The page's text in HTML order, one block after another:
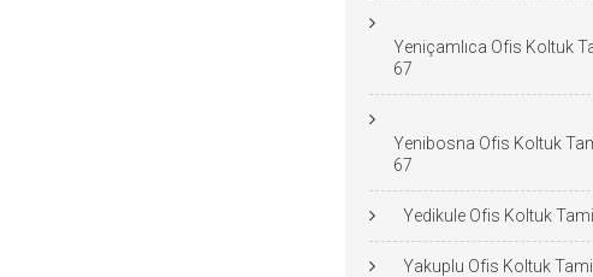
Yeniçamlıca Ofis Koltuk
67
Yenibosna Ofis Koltuk
67
Yedikule Ofis Koltuk
Yakuplu Ofis Koltuk